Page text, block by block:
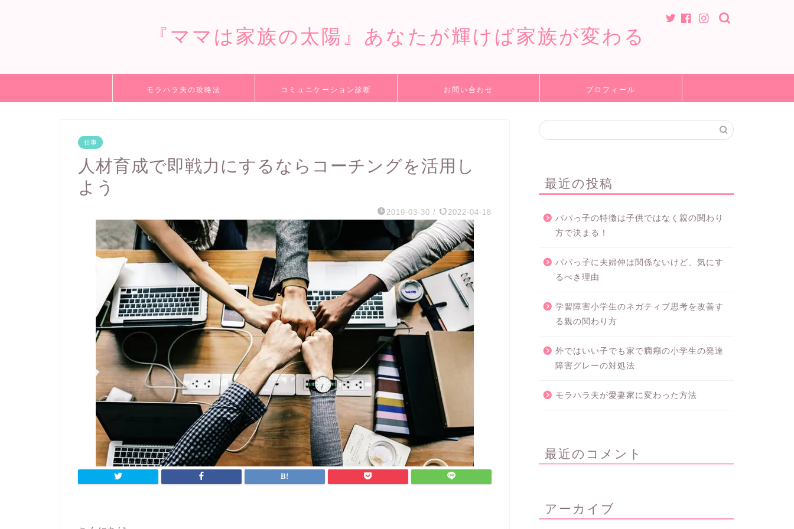
『ママは家族の太陽』あなたが輝けば家族が変わる
モラハラ夫の攻略法 コミュニケーション診断 お問い合わせ プロフィール
仕事
人材育成で即戦力にするならコーチングを活用し
よう
2019-03-30 / 2022-04-18
最近の投稿
パパっ子の特徴は子供ではなく親の関わり
方で決まる！
パパっ子に夫婦仲は関係ないけど、気にす
るべき理由
学習障害小学生のネガティブ思考を改善す
る親の関わり方
外ではいい子でも家で癇癪の小学生の発達
障害グレーの対処法
モラハラ夫が愛妻家に変わった方法
最近のコメント
アーカイブ